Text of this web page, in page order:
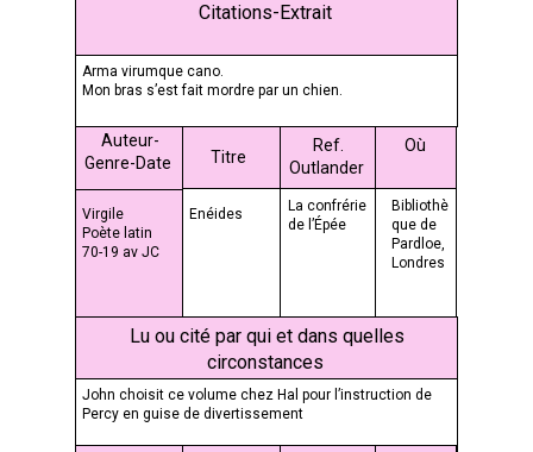
Citations-Extrait
Arma virumque cano.
Mon bras s’est fait mordre par un chien.
Bibliothè
que de
Pardloe,
Londres
Auteur-
Genre-Date
Virgile
Poète latin
70-19 av JC
Lu ou cité par qui et dans quelles
circonstances
Enéides
John choisit ce volume chez Hal pour l’instruction de
Percy en guise de divertissement
Ref.
Outlander
Titre
La confrérie
de l’Épée
Où